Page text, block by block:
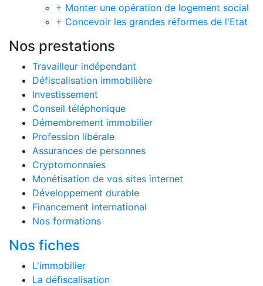
+ Monter une opération de logement social
+ Concevoir les grandes réformes de l'Etat
Nos prestations
Travailleur indépendant
Défiscalisation immobilière
Investissement
Conseil téléphonique
Démembrement immobilier
Profession libérale
Assurances de personnes
Cryptomonnaies
Monétisation de vos sites internet
Développement durable
Financement international
Nos formations
Nos fiches
L'immobilier
La défiscalisation